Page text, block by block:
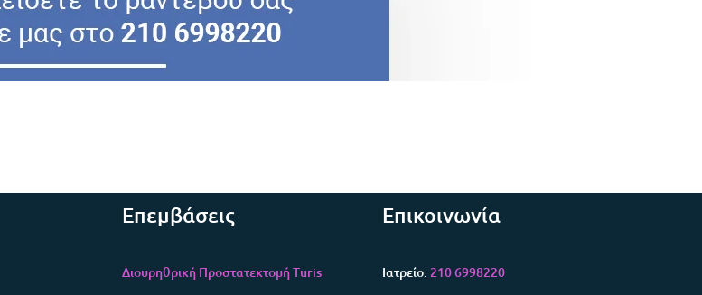
Επεμβάσεις
Διουρηθρική Προστατεκτομή Turis
Επικοινωνία
Ιατρείο: 210 6998220